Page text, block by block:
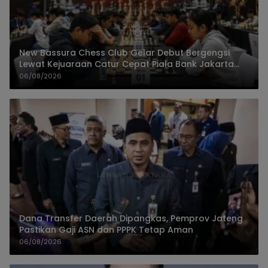
New Bassura Chess Club Gelar Debut Bergengsi
Lewat Kejuaraan Catur Cepat Piala Bank Jakarta
2026
06/08/2026
Dana Transfer Daerah Dipangkas, Pemprov Jateng
Pastikan Gaji ASN dan PPPK Tetap Aman
06/08/2026